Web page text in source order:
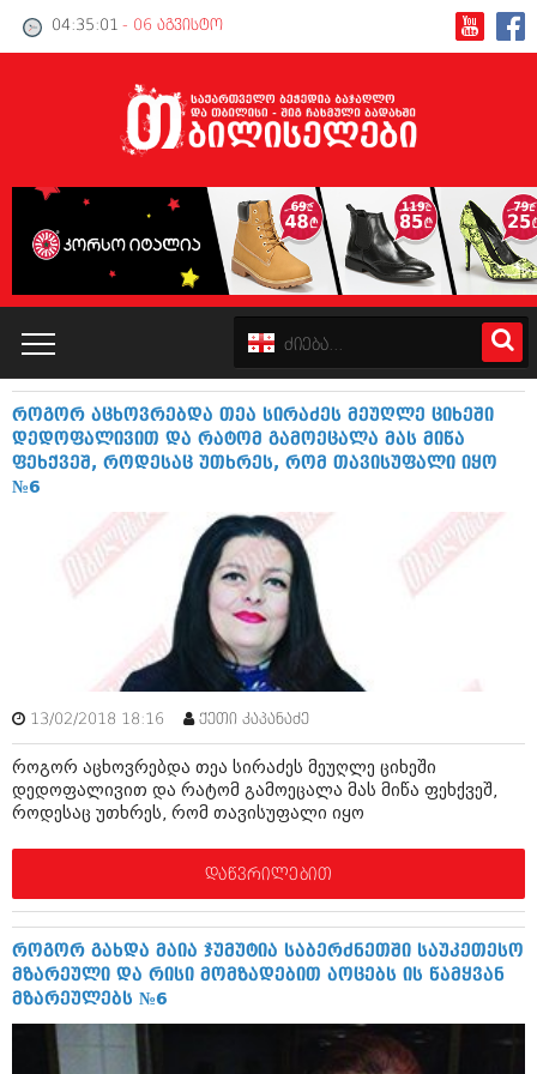
04:35:01 - 06 აგვისტო
ინტერვიუები
ამბები
საზოგადოება
მოდი, ვილაპარაკოთ
რელიგია
მედიცინა
სპორტი
კადრს მიღმა
კატალოგი
ინტერვიუები
ამბები
მოდი, ვილაპარაკოთ
მოდა + დიზაინი
რელიგია
მედიცინა
კადრს მიღმა
კულინარია
ავტორჩევები
ბელადები
როგორ აცხოვრებდა თეა სირაძეს მეუღლე ციხეში
დედოფალივით და რატომ გამოეცალა მას მიწა
ფეხქვეშ, როდესაც უთხრეს, რომ თავისუფალი იყო
№6
13/02/2018 18:16 ქეთი კაპანაძე
როგორ აცხოვრებდა თეა სირაძეს მეუღლე ციხეში
დედოფალივით და რატომ გამოეცალა მას მიწა ფეხქვეშ,
როდესაც უთხრეს, რომ თავისუფალი იყო
დაწვრილებით
როგორ გახდა მაია ჯუმუტია საბერძნეთში საუკეთესო
მზარეული და რისი მომზადებით აოცებს ის წამყვან
მზარეულებს №6